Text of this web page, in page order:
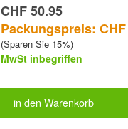
CHF 50.95
Packungspreis:
(Sparen Sie 15%)
MwSt inbegriffen
in den Warenkorb